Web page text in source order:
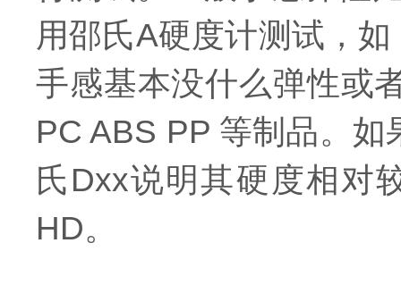
用邵氏A硬度计测试，
手感基本没什么弹性或
PC ABS PP 等制品。
氏Dxx说明其硬度相对
HD。